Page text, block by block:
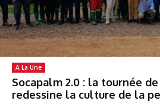
A La Une
Socapalm 2.0 : la tournée
redessine la culture de la